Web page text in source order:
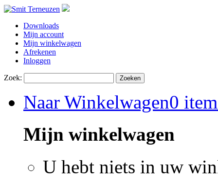
Downloads
Mijn account
Mijn winkelwagen
Afrekenen
Inloggen
Zoek: Zoeken
Naar Winkelwagen0
Mijn winkelwagen
U hebt niets in uw